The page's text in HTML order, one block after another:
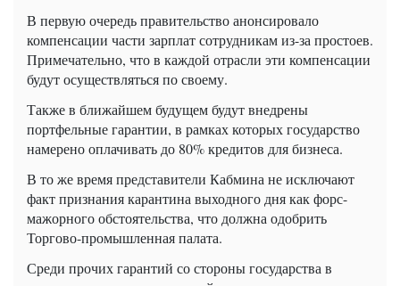
В первую очередь правительство анонсировало
компенсации части зарплат сотрудникам из-за простоев.
Примечательно, что в каждой отрасли эти компенсации
будут осуществляться по своему.
Также в ближайшем будущем будут внедрены
портфельные гарантии, в рамках которых государство
намерено оплачивать до 80% кредитов для бизнеса.
В то же время представители Кабмина не исключают
факт признания карантина выходного дня как форс-
мажорного обстоятельства, что должна одобрить
Торгово-промышленная палата.
Среди прочих гарантий со стороны государства в